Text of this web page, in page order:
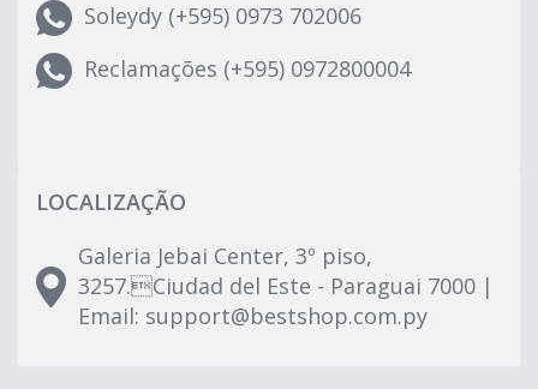
Soleydy (+595) 0973 702006
Reclamações (+595) 0972800004
LOCALIZAÇÃO
Galeria Jebai Center, 3º piso,
3257.Ciudad del Este - Paraguai 7000 |
Email: support@bestshop.com.py